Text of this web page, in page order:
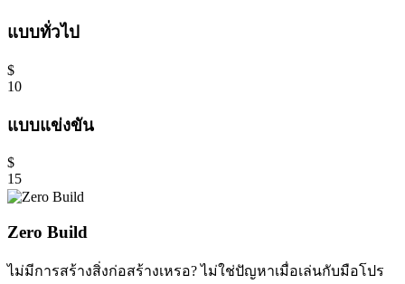
แบบทั่วไป
$
10
แบบแข่งขัน
$
15
Zero Build
ไม่มีการสร้างสิ่งก่อสร้างเหรอ? ไม่ใช่ปัญหาเมื่อเล่นกับมือโปร